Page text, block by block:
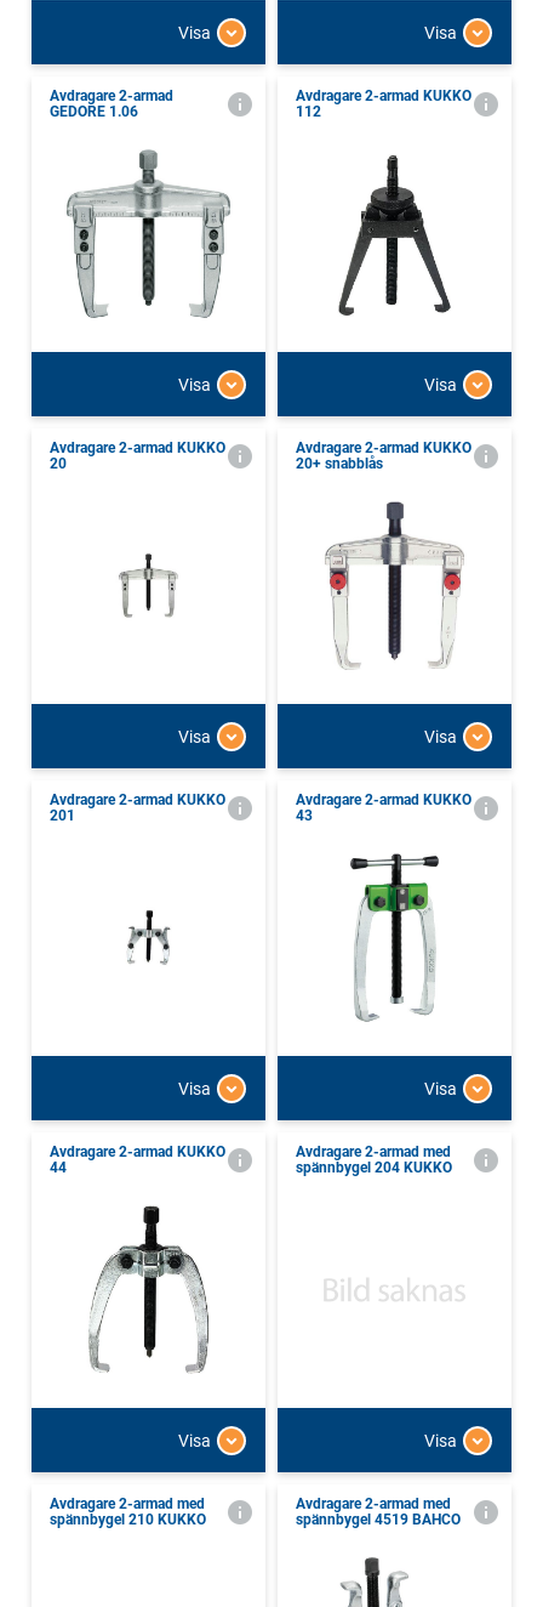
Visa Visa
Avdragare 2-armad
GEDORE 1.06
Visa
Avdragare 2-armad KUKKO
112
Visa
Avdragare 2-armad KUKKO
20
Visa
Avdragare 2-armad KUKKO
20+ snabblås
Visa
Avdragare 2-armad KUKKO
201
Visa
Avdragare 2-armad KUKKO
43
Visa
Avdragare 2-armad KUKKO
44
Visa
Avdragare 2-armad med
spännbygel 204 KUKKO
Visa
Avdragare 2-armad med
spännbygel 210 KUKKO
Avdragare 2-armad med
spännbygel 4519 BAHCO